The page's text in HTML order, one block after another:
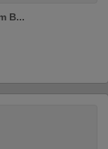
B...